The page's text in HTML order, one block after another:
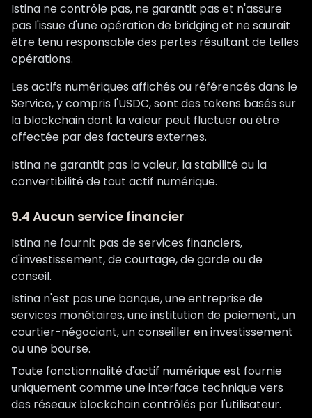
Istina ne contrôle pas, ne garantit pas et n'assure
pas l'issue d'une opération de bridging et ne saurait
être tenu responsable des pertes résultant de telles
opérations.
Les actifs numériques affichés ou référencés dans le
Service, y compris l'USDC, sont des tokens basés sur
la blockchain dont la valeur peut fluctuer ou être
affectée par des facteurs externes.
Istina ne garantit pas la valeur, la stabilité ou la
convertibilité de tout actif numérique.
9.4 Aucun service financier
Istina ne fournit pas de services financiers,
d'investissement, de courtage, de garde ou de
conseil.
Istina n'est pas une banque, une entreprise de
services monétaires, une institution de paiement, un
courtier-négociant, un conseiller en investissement
ou une bourse.
Toute fonctionnalité d'actif numérique est fournie
uniquement comme une interface technique vers
des réseaux blockchain contrôlés par l'utilisateur.